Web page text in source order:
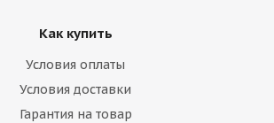
Как купить
Условия оплаты
Условия доставки
Гарантия на товар